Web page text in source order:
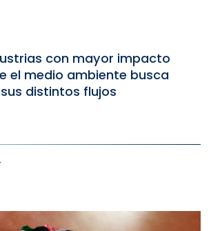
con mayor impacto
el medio ambiente busca
distintos flujos